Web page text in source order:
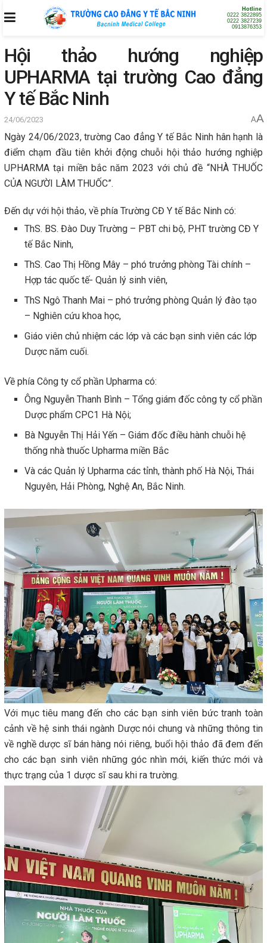
Hotline
0222 3822895
0222 3827239
0913876353
Hội thảo hướng nghiệp
UPHARMA tại trường Cao đẳng
Y tế Bắc Ninh
24/06/2023 AA
Ngày 24/06/2023, trường Cao đẳng Y tế Bắc Ninh hân hạnh là
điểm chạm đầu tiên khởi động chuỗi hội thảo hướng nghiệp
UPHARMA tại miền bắc năm 2023 với chủ đề “NHÀ THUỐC
CỦA NGƯỜI LÀM THUỐC”.
Đến dự với hội thảo, về phía Trường CĐ Y tế Bắc Ninh có:
ThS. BS. Đào Duy Trường – PBT chi bộ, PHT trường CĐ Y
tế Bắc Ninh,
ThS. Cao Thị Hồng Mây – phó trưởng phòng Tài chính –
Hợp tác quốc tế- Quản lý sinh viên,
ThS Ngô Thanh Mai – phó trưởng phòng Quản lý đào tạo
– Nghiên cứu khoa học,
Giáo viên chủ nhiệm các lớp và các bạn sinh viên các lớp
Dược năm cuối.
Về phía Công ty cổ phần Upharma có:
Ông Nguyễn Thanh Bình – Tổng giám đốc công ty cổ phần
Dược phẩm CPC1 Hà Nội;
Bà Nguyễn Thị Hải Yến – Giám đốc điều hành chuỗi hệ
thống nhà thuốc Upharma miền Bắc
Và các Quản lý Upharma các tỉnh, thành phố Hà Nội, Thái
Nguyên, Hải Phòng, Nghệ An, Bắc Ninh.
Với mục tiêu mang đến cho các bạn sinh viên bức tranh toàn
cảnh về hệ sinh thái ngành Dược nói chung và những thông tin
về nghề dược sĩ bán hàng nói riêng, buổi hội thảo đã đem đến
cho các bạn sinh viên những góc nhìn mới, kiến thức mới và
thực trạng của 1 dược sĩ sau khi ra trường.